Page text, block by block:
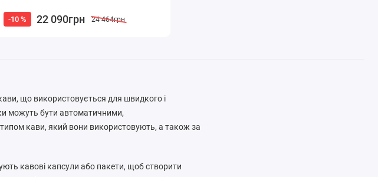
-10 % 22 090грн 24 464грн
що використовується для швидкого і
можуть бути автоматичними,
кави, який вони використовують, а також за
кавові капсули або пакети, щоб створити